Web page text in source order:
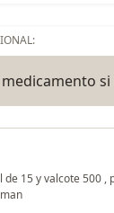
si
15 y valcote 500 ,